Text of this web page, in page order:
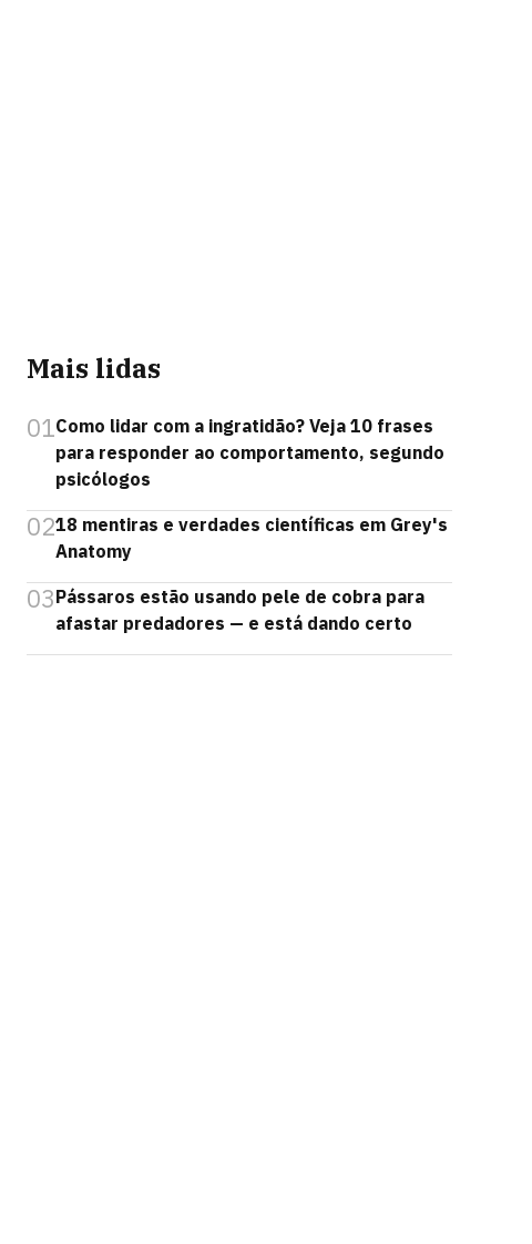
Mais lidas
01Como lidar com a ingratidão? Veja 10 frases
para responder ao comportamento, segundo
psicólogos
0218 mentiras e verdades científicas em Grey's
Anatomy
03Pássaros estão usando pele de cobra para
afastar predadores — e está dando certo